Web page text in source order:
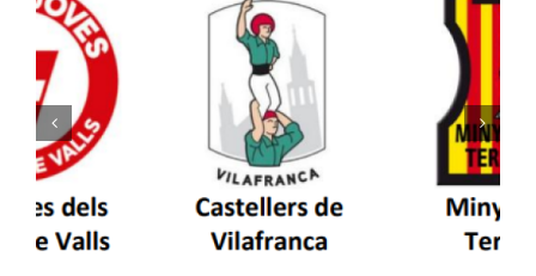
Els Castellers de Vilafranca unieixen tradició i
patrimoni en un viatge de colla a la Vall
d’Aran i a la Vall de Boí